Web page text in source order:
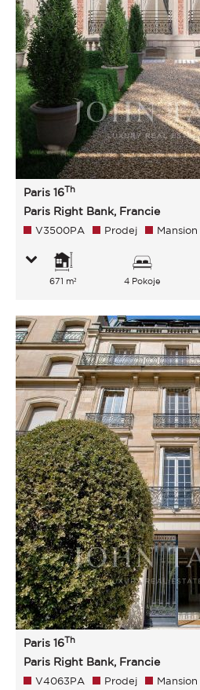
Paris 16Th
Paris Right Bank, Francie
V3500PA Prodej Mansion
671 m² 4 Pokoje
Paris 16Th
Paris Right Bank, Francie
V4063PA Prodej Mansion